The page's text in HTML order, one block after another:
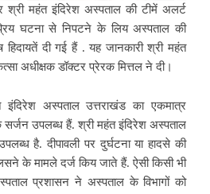
श्री महंत इंदिरेश अस्पताल की टीमें अलर्ट
घटना से निपटने के लिय अस्पताल की
हिदायतें दी गई हैं . यह जानकारी श्री महंत
अधीक्षक डॉक्टर प्रेरक मित्तल ने दी।
इंदिरेश अस्पताल उत्तराखंड का एकमात्र
सर्जन उपलब्ध हैं. श्री महंत इंदिरेश अस्पताल
है. दीपावली पर दुर्घटना या हादसे की
के मामले दर्ज किय जाते हैं. ऐसी किसी भी
प्रशासन ने अस्पताल के विभागों को